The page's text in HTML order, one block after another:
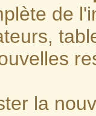
de
la